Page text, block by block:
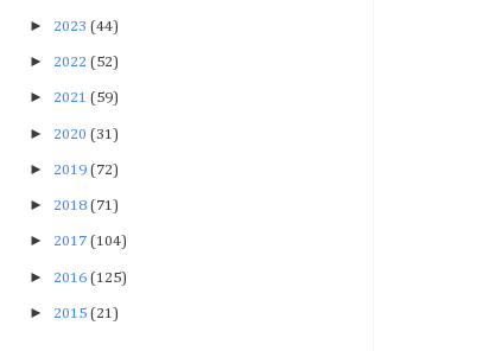
► 2023 (44)
► 2022 (52)
► 2021 (59)
► 2020 (31)
► 2019 (72)
► 2018 (71)
► 2017 (104)
► 2016 (125)
► 2015 (21)